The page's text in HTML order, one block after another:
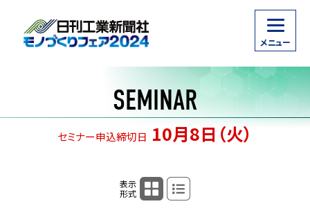
SEMINAR
セミナー申込締切日 10月8日（火）
表示
形式
タイムテーブル表示